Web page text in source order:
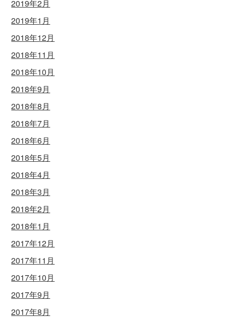
2019年2月
2019年1月
2018年12月
2018年11月
2018年10月
2018年9月
2018年8月
2018年7月
2018年6月
2018年5月
2018年4月
2018年3月
2018年2月
2018年1月
2017年12月
2017年11月
2017年10月
2017年9月
2017年8月